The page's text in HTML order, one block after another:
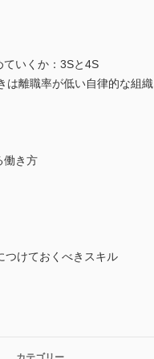
いくか：3Sと4S
離職率が低い自律的な組織
働き方
けておくべきスキル